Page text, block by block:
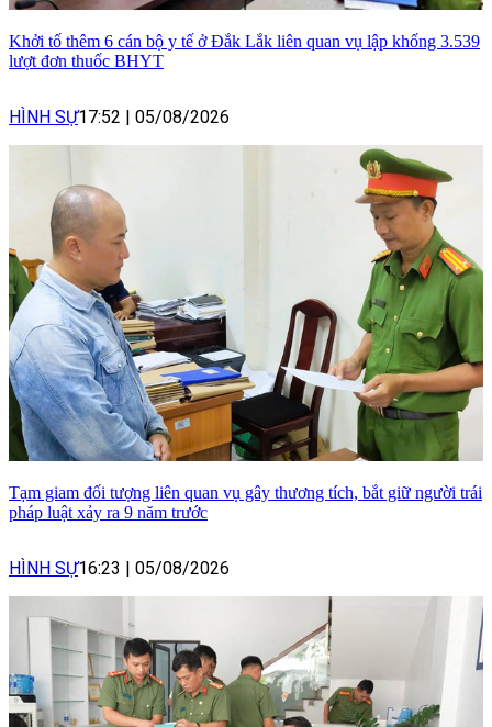
Khởi tố thêm 6 cán bộ y tế ở Đắk Lắk liên quan vụ lập khống 3.539
lượt đơn thuốc BHYT
HÌNH SỰ17:52 | 05/08/2026
Tạm giam đối tượng liên quan vụ gây thương tích, bắt giữ người trái
pháp luật xảy ra 9 năm trước
HÌNH SỰ16:23 | 05/08/2026